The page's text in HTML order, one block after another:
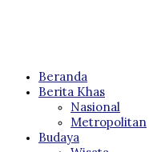
Beranda
Berita Khas
Nasional
Metropolitan
Budaya